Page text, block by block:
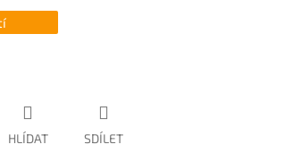
HLÍDAT SDÍLET